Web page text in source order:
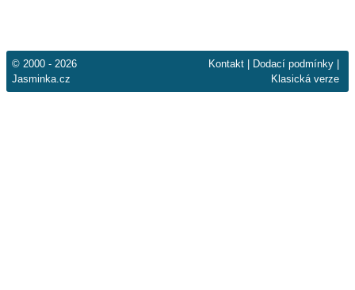
© 2000 - 2026
Jasminka.cz
Kontakt Dodací podmínky